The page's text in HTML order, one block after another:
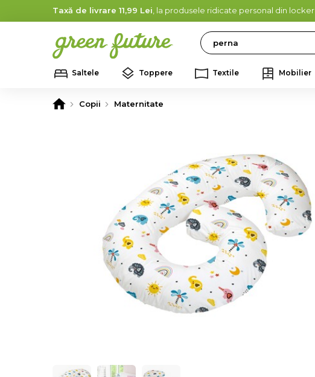
Taxă de livrare 11,99 Lei , la produsele ridicate personal din locker
Search
Saltele Toppere Textile Mobilier
Copii Maternitate